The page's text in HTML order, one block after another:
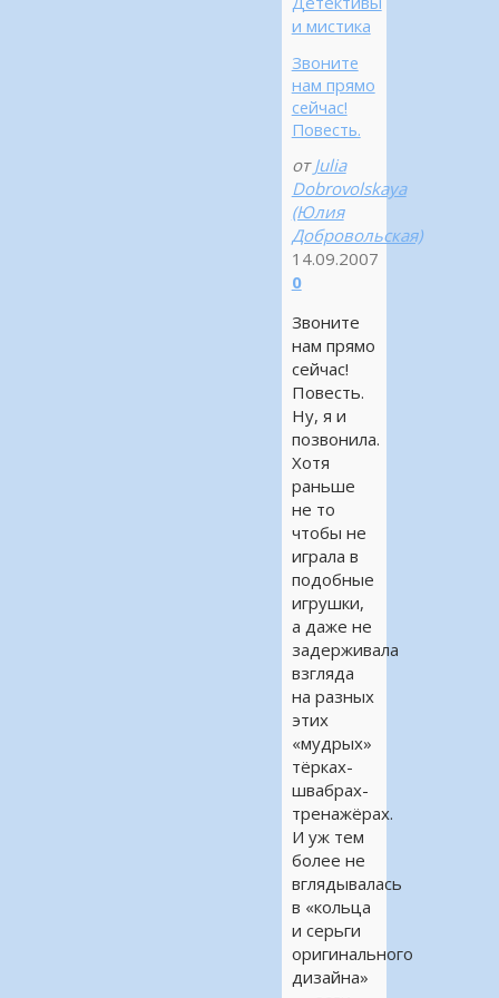
и мистика
Звоните
нам прямо
сейчас!
Повесть.
от Julia
Dobrovolskaya
(Юлия
Добровольская)
14.09.2007
0
Звоните
нам прямо
сейчас!
Повесть.
Ну, я и
позвонила.
Хотя
раньше
не то
чтобы не
играла в
подобные
игрушки,
а даже не
задерживала
взгляда
на разных
этих
«мудрых»
тёрках-
швабрах-
тренажёрах.
И уж тем
более не
вглядывалась
в «кольца
и серьги
оригинального
дизайна»